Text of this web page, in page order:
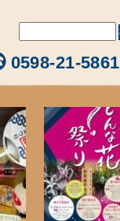
0598-21-5861